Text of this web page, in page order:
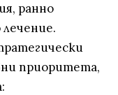
ранно
приоритета,